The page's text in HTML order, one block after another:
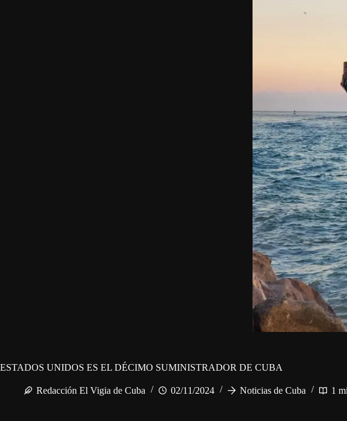
ESTADOS UNIDOS ES EL DÉCIMO SUMINISTRADOR DE CUBA
Redacción El Vigia de Cuba 02/11/2024 Noticias de Cuba 1